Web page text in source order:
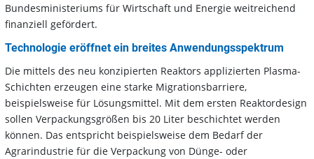
Bundesministeriums für Wirtschaft und Energie weitreichend
finanziell gefördert.
Technologie eröffnet ein breites Anwendungsspektrum
Die mittels des neu konzipierten Reaktors applizierten Plasma-
Schichten erzeugen eine starke Migrationsbarriere,
beispielsweise für Lösungsmittel. Mit dem ersten Reaktordesign
sollen Verpackungsgrößen bis 20 Liter beschichtet werden
können. Das entspricht beispielsweise dem Bedarf der
Agrarindustrie für die Verpackung von Dünge- oder